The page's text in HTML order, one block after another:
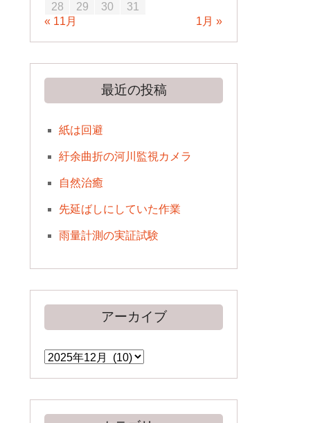
28
29 30
31
« 11月
1月 »
最近の投稿
紙は回避
紆余曲折の河川監視カメラ
自然治癒
先延ばしにしていた作業
雨量計測の実証試験
アーカイブ
ア
ー
カ